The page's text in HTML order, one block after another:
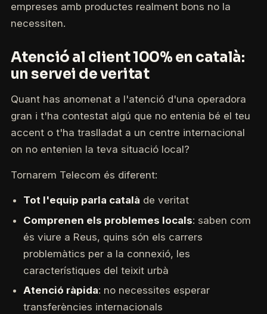
empreses amb productes realment bons no la
necessiten.
Atenció al client 100% en català:
un servei de veritat
Quant has anomenat a l'atenció d'una operadora
gran i t'ha contestat algú que no entenia bé el teu
accent o t'ha traslladat a un centre internacional
on no entenien la teva situació local?
Tornarem Telecom és diferent:
Tot l'equip parla català de veritat
Comprenen els problemes locals: saben com
és viure a Reus, quins són els carrers
problemàtics per a la connexió, les
característiques del teixit urbà
Atenció ràpida: no necessites esperar
transferències internacionals